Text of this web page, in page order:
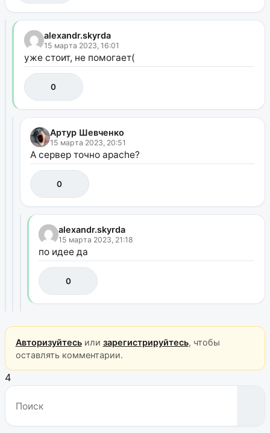
alexandr.skyrda
15 марта 2023, 16:01
уже стоит, не помогает(
0
Артур Шевченко
15 марта 2023, 20:51
А сервер точно apache?
0
alexandr.skyrda
15 марта 2023, 21:18
по идее да
0
Авторизуйтесьили зарегистрируйтесь, чтобы
оставлять комментарии.
4